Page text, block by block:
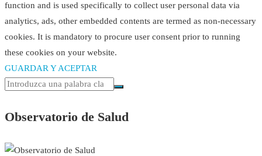
function and is used specifically to collect user personal data via
analytics, ads, other embedded contents are termed as non-necessary
cookies. It is mandatory to procure user consent prior to running
these cookies on your website.
GUARDAR Y ACEPTAR
Observatorio de Salud